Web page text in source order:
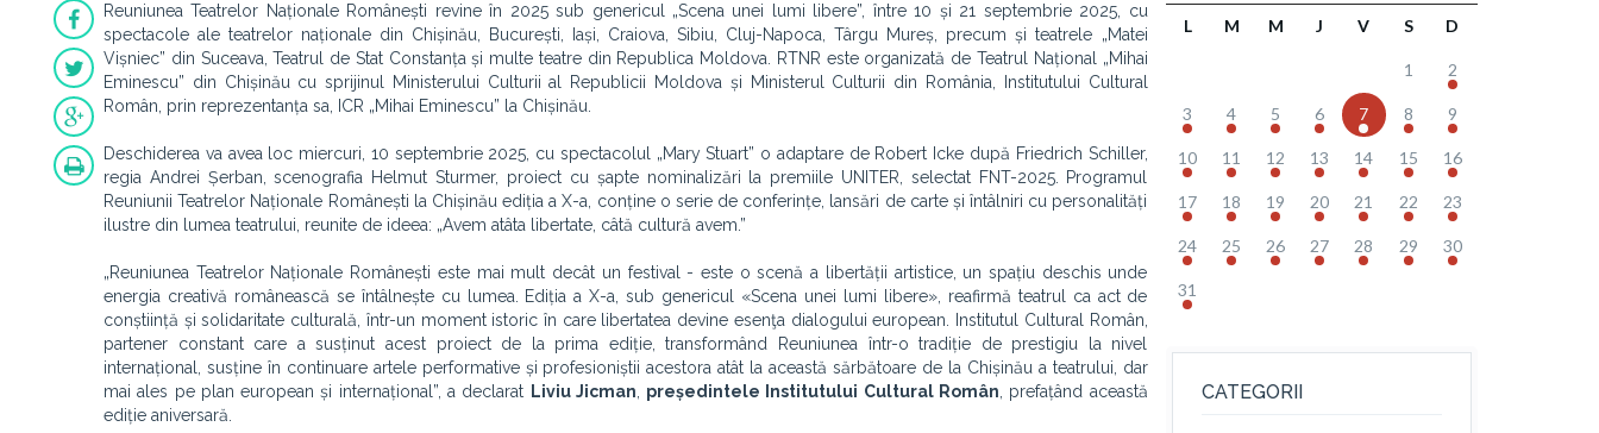
Reuniunea Teatrelor Naționale Românești revine în 2025 sub genericul „Scena unei lumi libere”, între 10 și 21 septembrie 2025, cu
spectacole ale teatrelor naționale din Chișinău, București, Iași, Craiova, Sibiu, Cluj-Napoca, Târgu Mureș, precum și teatrele „Matei
Vișniec” din Suceava, Teatrul de Stat Constanța și multe teatre din Republica Moldova. RTNR este organizată de Teatrul Național „Mihai
Eminescu” din Chișinău cu sprijinul Ministerului Culturii al Republicii Moldova și Ministerul Culturii din România, Institutului Cultural
Român, prin reprezentanța sa, ICR „Mihai Eminescu” la Chișinău.
Deschiderea va avea loc miercuri, 10 septembrie 2025, cu spectacolul „Mary Stuart” o adaptare de Robert Icke după Friedrich Schiller,
regia Andrei Șerban, scenografia Helmut Sturmer, proiect cu șapte nominalizări la premiile UNITER, selectat FNT-2025. Programul
Reuniunii Teatrelor Naționale Românești la Chișinău ediția a X-a, conține o serie de conferințe, lansări de carte și întâlniri cu personalități
ilustre din lumea teatrului, reunite de ideea: „Avem atâta libertate, câtă cultură avem.”
„Reuniunea Teatrelor Naționale Românești este mai mult decât un festival - este o scenă a libertății artistice, un spațiu deschis unde
energia creativă românească se întâlnește cu lumea. Ediția a X-a, sub genericul «Scena unei lumi libere», reafirmă teatrul ca act de
conștiință și solidaritate culturală, într-un moment istoric în care libertatea devine esenţa dialogului european. Institutul Cultural Român,
partener constant care a susținut acest proiect de la prima ediție, transformând Reuniunea într-o tradiție de prestigiu la nivel
internațional, susține în continuare artele performative și profesioniștii acestora atât la această sărbătoare de la Chișinău a teatrului, dar
mai ales pe plan european și internațional”, a declarat Liviu Jicman președintele Institutului Cultural Român , prefațând această
ediție aniversară.
L M M J V S D
1 2
3 4 5 6 7 8 9
10 11 12 13 14 15 16
17 18 19 20 21 22 23
24 25 26 27 28 29 30
31
CATEGORII